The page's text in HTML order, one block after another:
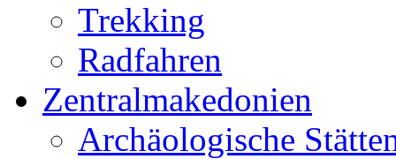
Trekking
Radfahren
Zentralmakedonien
Archäologische